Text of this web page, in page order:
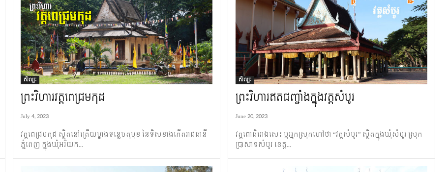
សិល្បៈ
ព្រះវិហារ​វត្ត​ពេជ្រមកុដ
July 4, 2023
វត្ត​ពេជ្រមកុដ ស្ថិត​នៅត្រើយម្ខាង​ទន្លេ​ចតុមុខ នៃទិស​ខាងកើត​រាជធានី
ភ្នំពេញ ក្នុង​​​​ឃុំ​អរិយ​ក...
សិល្បៈ
ព្រះវិហារឥតជញ្ជាំង​ក្នុងវត្ត​សំបូរ
June 20, 2023
វត្តពោធិរោងសេះ ឬអ្នកស្រុក​​​ហៅថា “វត្ត​សំបូរ” ស្ថិត​ក្នុ​ង​ឃុំសំបូរ ស្រុក​
ប្រាសាទ​សំបូរ​ ខេត្ត...